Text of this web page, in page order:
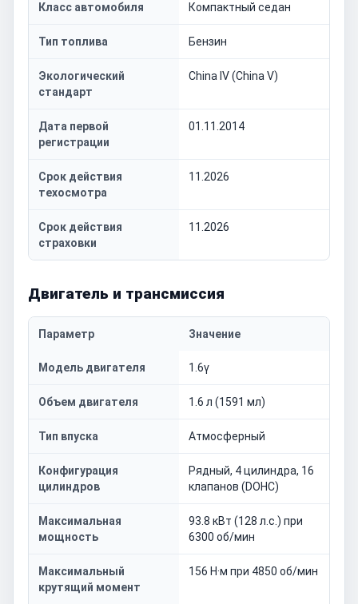
Класс автомобиля Компактный седан
Тип топлива Бензин
Экологический
стандарт
China IV (China V)
Дата первой
регистрации
01.11.2014
Срок действия
техосмотра
11.2026
Срок действия
страховки
11.2026
Двигатель и трансмиссия
Параметр Значение
Модель двигателя 1.6γ
Объем двигателя 1.6 л (1591 мл)
Тип впуска Атмосферный
Конфигурация
цилиндров
Рядный, 4 цилиндра, 16
клапанов (DOHC)
Максимальная
мощность
93.8 кВт (128 л.с.) при
6300 об/мин
Максимальный
крутящий момент
156 Н·м при 4850 об/мин